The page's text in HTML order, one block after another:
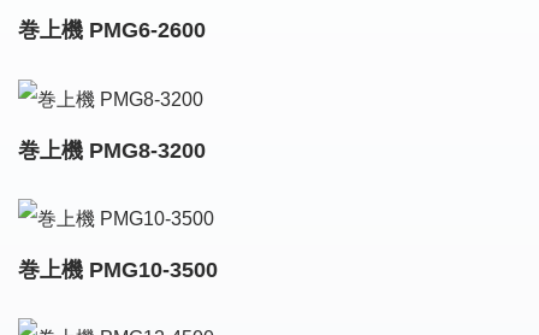
巻上機 PMG6-2600
巻上機 PMG8-3200
巻上機 PMG10-3500